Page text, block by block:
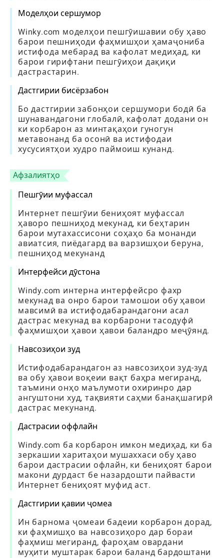
Моделҳои сершумор
Winky.com моделҳои пешгӯишавии обу ҳаво
барои пешниҳоди фаҳмишҳои ҳамаҷониба
истифода мебарад ва кафолат медиҳад, ки
барои гирифтани пешгӯиҳои дақиқи
дастрастарин.
Дастгирии бисёрзабон
Бо дастгирии забонҳои сершумори бодӣ ба
шунавандагони глобалӣ, кафолат додани он
ки корбарон аз минтақаҳои гуногун
метавонанд ба осонӣ ва истифодаи
хусусиятҳои худро паймоиш кунанд.
Афзалиятҳо
Пешгӯии муфассал
Интернет пешгӯии бениҳоят муфассал
ҳаворо пешниҳод мекунад, ки беҳтарин
барои мутахассисони соҳаҳо ба монанди
авиатсия, пиёдагард ва варзишҳои беруна,
пешниҳод мекунанд
Интерфейси дӯстона
Windy.com интерна интерфейсро фахр
мекунад ва онро барои тамошои обу ҳавои
мавсимӣ ва истифодабарандагони асал
дастрас мекунад ва корбарони тасодуфӣ
фаҳмишҳои ҳавои ҳавои баландро меҷӯянд.
Навсозиҳои зуд
Истифодабарандагон аз навсозиҳои зуд-зуд
ва обу ҳавои воқеии вақт баҳра мегиранд,
таъмини онҳо маълумоти охиринро дар
ангуштони худ, тақвияти саҳми банақшагирӣ
дастрас мекунанд.
Дастрасии оффлайн
Windy.com ба корбарон имкон медиҳад, ки ба
зеркашии харитаҳои мушаххаси обу ҳаво
барои дастрасии офлайн, ки бениҳоят барои
макони дурдаст бе назардошти пайвасти
Интернет бениҳоят муфид аст.
Дастгирии қавии ҷомеа
Ин барнома ҷомеаи бадеии корбарон дорад,
ки фаҳмишҳо ва навсозиҳоро дар бораи
фаҳмиш мегиранд, фароҳам овардани
муҳити муштарак барои баланд бардоштани